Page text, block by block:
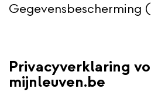
Gegevensbescherming
Privacyverklaring
mijnleuven.be